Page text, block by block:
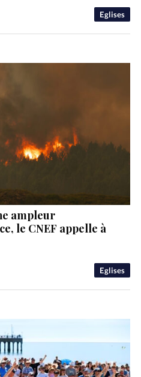
Eglises
Eglises
ampleur
le CNEF appelle à